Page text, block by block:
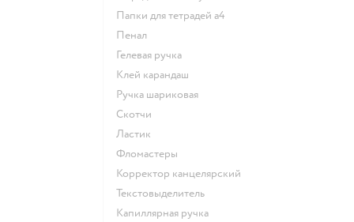
Папки для тетрадей а4
Пенал
Гелевая ручка
Клей карандаш
Ручка шариковая
Скотчи
Ластик
Фломастеры
Корректор канцелярский
Текстовыделитель
Капиллярная ручка